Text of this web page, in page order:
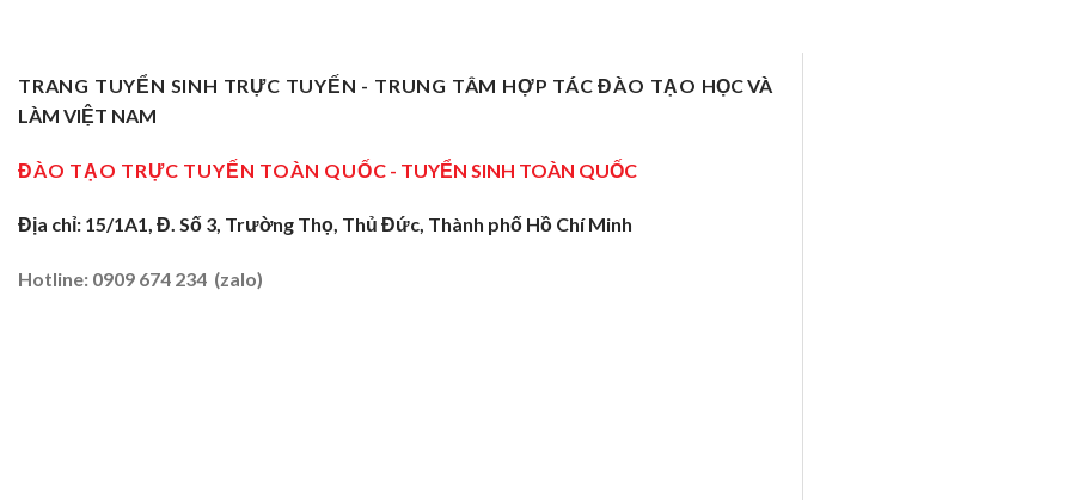
TRANG TUYỂN SINH TRỰC TUYẾN - TRUNG TÂM HỢP TÁC ĐÀO TẠO HỌC VÀ
LÀM VIỆT NAM
ĐÀO TẠO TRỰC TUYẾN TOÀN QUỐC - TUYỂN SINH TOÀN QUỐC
Địa chỉ: 15/1A1, Đ. Số 3, Trường Thọ, Thủ Đức, Thành phố Hồ Chí Minh
Hotline: 0909 674 234 (zalo)